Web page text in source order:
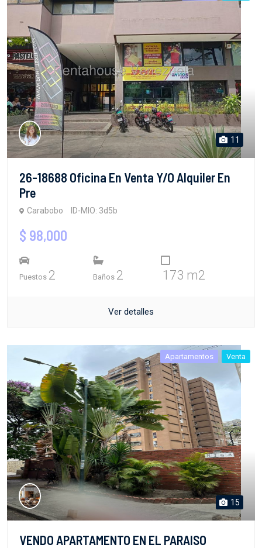
11
26-18688 Oficina En Venta Y/o Alquiler En
Pre
Carabobo ID-MIO: 3d5b
$ 98,000
Puestos 2 Baños 2 173 m2
Ver detalles
Apartamentos Venta
15
VENDO APARTAMENTO EN EL PARAISO